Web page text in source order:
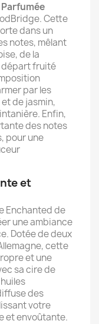
Cette
dans un
notes, mêlant
de la
départ fruité
par les
de jasmin,
Enfin,
des notes
pour une
et
Enchanted de
une ambiance
Dotée de deux
cette
et une
sa cire de
des
votre
et envoûtante.